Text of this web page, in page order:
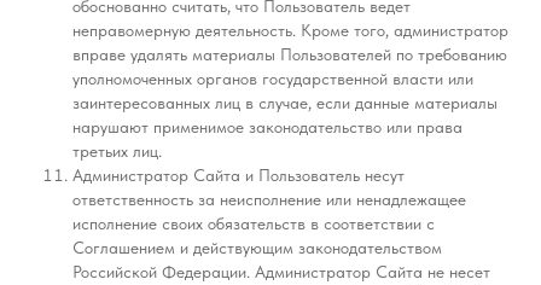
обоснованно считать, что Пользователь ведет
неправомерную деятельность. Кроме того, администратор
вправе удалять материалы Пользователей по требованию
уполномоченных органов государственной власти или
заинтересованных лиц в случае, если данные материалы
нарушают применимое законодательство или права
третьих лиц.
Администратор Сайта и Пользователь несут
ответственность за неисполнение или ненадлежащее
исполнение своих обязательств в соответствии с
Соглашением и действующим законодательством
Российской Федерации. Администратор Сайта не несет
© ООО "Партнерство
КОНТАКТЫ
Стратегическое развитие
Цифровизация
Управление рисками
Методология аллокации
Кейсы
Базовый функционал
Модуль контроля расходов
Проекты